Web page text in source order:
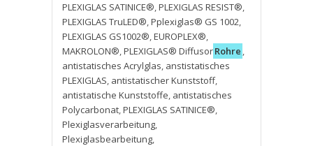
PLEXIGLAS SATINICE®,PLEXIGLAS RESIST®,
PLEXIGLAS TruLED®,Pplexiglas® GS 1002,
PLEXIGLAS GS1002®,EUROPLEX®,
MAKROLON®,PLEXIGLAS® DiffusorRohre ,
antistatisches Acrylglas, anstistatisches
PLEXIGLAS, antistatischer Kunststoff,
antistatische Kunststoffe, antistatisches
Polycarbonat,PLEXIGLAS SATINICE®,
Plexiglasverarbeitung,
Plexiglasbearbeitung,